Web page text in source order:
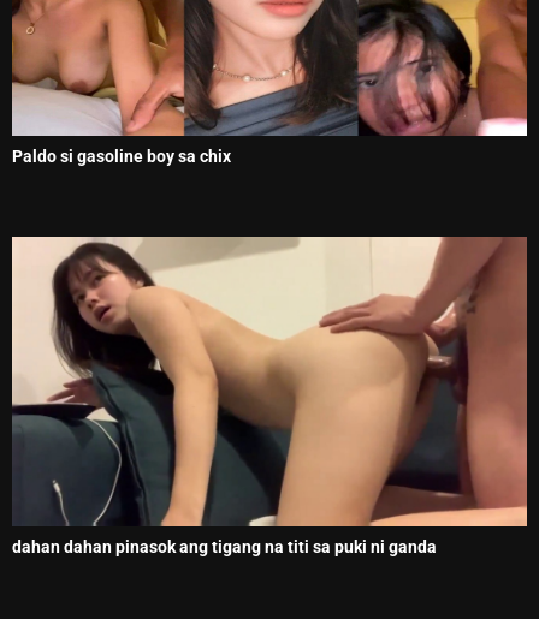
Paldo si gasoline boy sa chix
dahan dahan pinasok ang tigang na titi sa puki ni ganda